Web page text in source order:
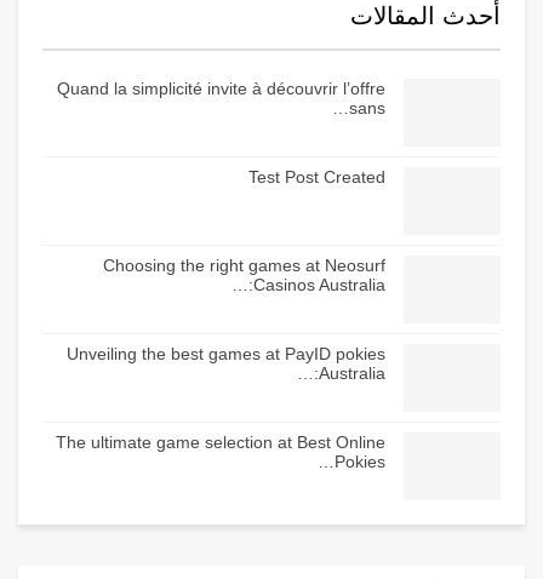
أحدث المقالات
Quand la simplicité invite à découvrir l’offre
sans…
Test Post Created
Choosing the right games at Neosurf
Casinos Australia:…
Unveiling the best games at PayID pokies
Australia:…
The ultimate game selection at Best Online
Pokies…